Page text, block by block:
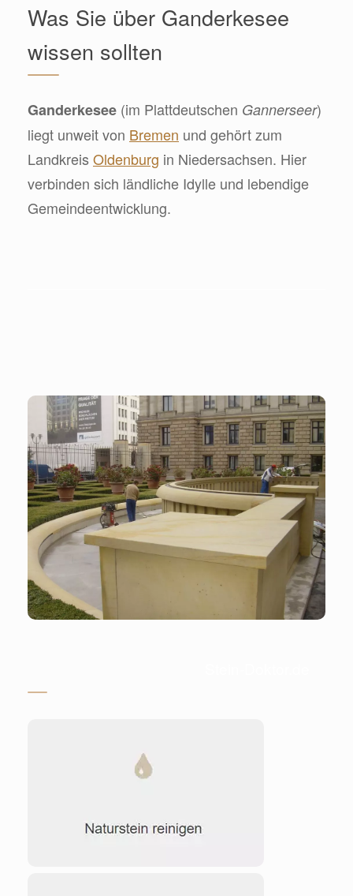
Was Sie über Ganderkesee
wissen sollten
Ganderkesee (im Plattdeutschen Gannerseer)
liegt unweit von Bremen und gehört zum
LandkreisOldenburg in Niedersachsen. Hier
verbinden sich ländliche Idylle und lebendige
Gemeindeentwicklung.